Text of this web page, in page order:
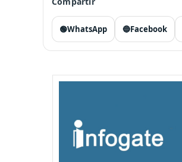
🟢WhatsApp 🔵Facebook